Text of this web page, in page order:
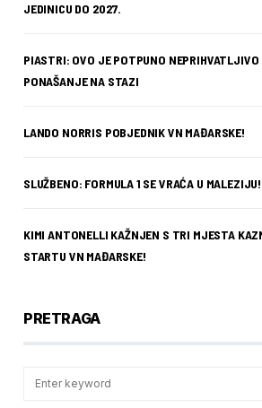
JEDINICU DO 2027.
PIASTRI: OVO JE POTPUNO NEPRIHVATLJIVO
PONAŠANJE NA STAZI
LANDO NORRIS POBJEDNIK VN MAĐARSKE!
SLUŽBENO: FORMULA 1 SE VRAĆA U MALEZIJU!
KIMI ANTONELLI KAŽNJEN S TRI MJESTA
STARTU VN MAĐARSKE!
PRETRAGA